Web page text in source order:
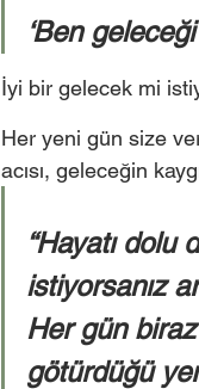
‘Ben
İyi bir gelecek mi
Her yeni gün size
acısı, geleceğin
“Hayatı dolu
istiyorsanız
Her gün
götürdüğü